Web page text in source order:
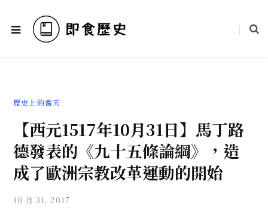
歷史上的當天
【西元1517年10月31日】馬丁路
德發表的《九十五條論綱》，造
成了歐洲宗教改革運動的開始
10 月 31, 2017